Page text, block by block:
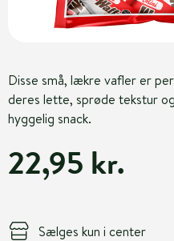
Disse små, lækre vafler er
deres lette, sprøde tekstur
hyggelig snack.
22,95 kr.
Sælges kun i center